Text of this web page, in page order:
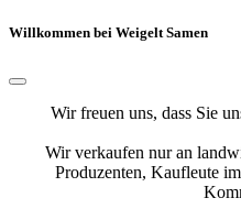
Willkommen bei Weigelt Samen
Wir freuen uns, dass Sie
Wir verkaufen nur an
Produzenten, Kaufleute